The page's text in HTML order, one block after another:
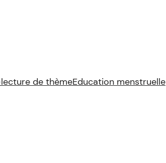
de thèmeEducation menstruelle